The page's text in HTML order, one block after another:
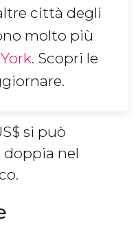
città degli
molto più
. Scopri le
si può
nel